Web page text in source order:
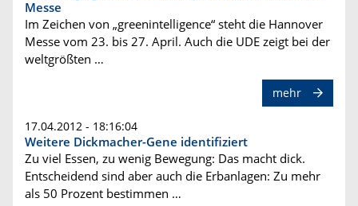
Messe
Im Zeichen von „greenintelligence“ steht die Hannover
Messe vom 23. bis 27. April. Auch die UDE zeigt bei der
weltgrößten …
mehr
17.04.2012 - 18:16:04
Weitere Dickmacher-Gene identifiziert
Zu viel Essen, zu wenig Bewegung: Das macht dick.
Entscheidend sind aber auch die Erbanlagen: Zu mehr
als 50 Prozent bestimmen …